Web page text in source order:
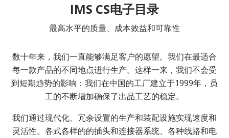
IMS CS电子目录
最高水平的质量、成本效益和可靠性
数十年来，我们一直能够满足客户的愿望。我们在最适合
每一款产品的不同地点进行生产。这样一来，我们不会受
到短期趋势的影响：我们在中国的工厂建立于1999年，员
工的不断增加确保了出品工艺的稳定。
我们通过现代化、冗余设置的生产和装配设施实现速度和
灵活性。各式各样的的插头和连接器系统、各种线路和电